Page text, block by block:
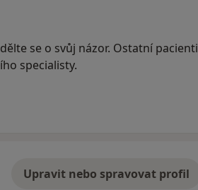
se o svůj názor. Ostatní pacienti
specialisty.
Upravit nebo spravovat profil